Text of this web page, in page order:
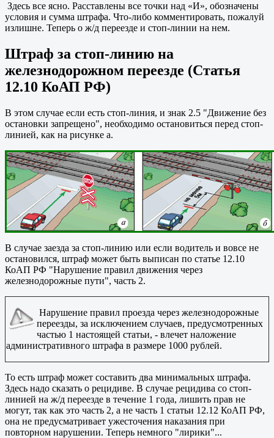
Здесь все ясно. Расставлены все точки над «И», обозначены
условия и сумма штрафа. Что-либо комментировать, пожалуй
излишне. Теперь о ж/д переезде и стоп-линии на нем.
Штраф за стоп-линию на
железнодорожном переезде (Статья
12.10 КоАП РФ)
В этом случае если есть стоп-линия, и знак 2.5 "Движение без
остановки запрещено", необходимо остановиться перед стоп-
линией, как на рисунке а.
В случае заезда за стоп-линию или если водитель и вовсе не
остановился, штраф может быть выписан по статье 12.10
КоАП РФ "Нарушение правил движения через
железнодорожные пути", часть 2.
Нарушение правил проезда через железнодорожные
переезды, за исключением случаев, предусмотренных
частью 1 настоящей статьи, - влечет наложение
административного штрафа в размере 1000 рублей.
То есть штраф может составить два минимальных штрафа.
Здесь надо сказать о рецидиве. В случае рецидива со стоп-
линией на ж/д переезде в течение 1 года, лишить прав не
могут, так как это часть 2, а не часть 1 статьи 12.12 КоАП РФ,
она не предусматривает ужесточения наказания при
повторном нарушении. Теперь немного "лирики"...